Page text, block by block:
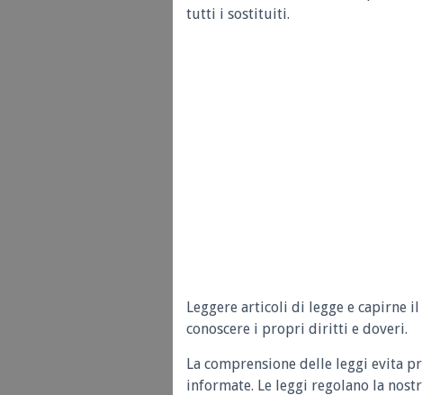
tutti i sostituiti.
Leggere articoli di legge e capirne
conoscere i propri diritti e doveri.
La comprensione delle leggi evita
informate. Le leggi regolano la